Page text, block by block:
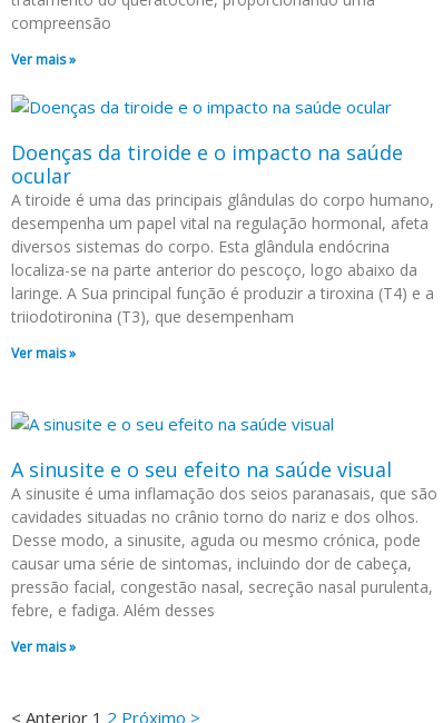
compreensão
Ver mais »
Doenças da tiroide e o impacto na saúde
ocular
A tiroide é uma das principais glândulas do corpo humano,
desempenha um papel vital na regulação hormonal, afeta
diversos sistemas do corpo. Esta glândula endócrina
localiza-se na parte anterior do pescoço, logo abaixo da
laringe. A Sua principal função é produzir a tiroxina (T4) e a
triiodotironina (T3), que desempenham
Ver mais »
A sinusite e o seu efeito na saúde visual
A sinusite é uma inflamação dos seios paranasais, que são
cavidades situadas no crânio torno do nariz e dos olhos.
Desse modo, a sinusite, aguda ou mesmo crónica, pode
causar uma série de sintomas, incluindo dor de cabeça,
pressão facial, congestão nasal, secreção nasal purulenta,
febre, e fadiga. Além desses
Ver mais »
< Anterior 1 2 Próximo >